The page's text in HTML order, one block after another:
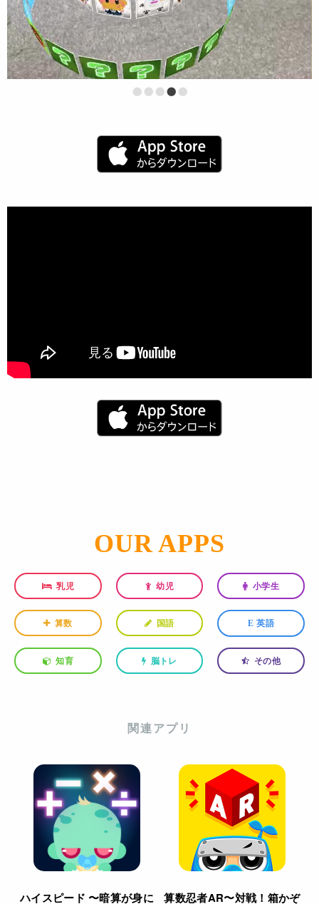
•••••
OUR APPS
乳児 幼児 小学生
算数 国語 E 英語
知育 脳トレ その他
関連アプリ
ハイスピード 〜暗算が身に 算数忍者AR〜対戦！箱かぞ